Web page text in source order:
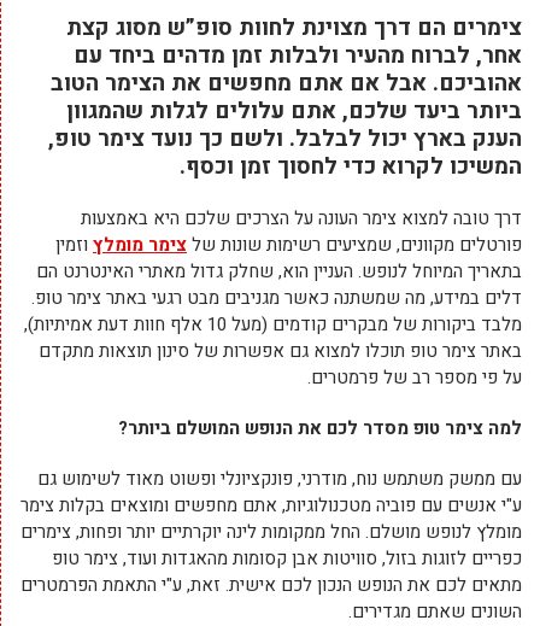
צימרים הם דרך מצוינת לחוות סופ”ש מסוג קצת
אחר, לברוח מהעיר ולבלות זמן מדהים ביחד עם
אהוביכם. אבל אם אתם מחפשים את הצימר הטוב
ביותר ביעד שלכם, אתם עלולים לגלות שהמגוון
הענק בארץ יכול לבלבל. ולשם כך נועד צימר טופ,
המשיכו לקרוא כדי לחסוך זמן וכסף.
דרך טובה למצוא צימר העונה על הצרכים שלכם היא באמצעות
פורטלים מקוונים, שמציעים רשימות שונות שלצימר מומלץ וזמין
בתאריך המיוחל לנופש. העניין הוא, שחלק גדול מאתרי האינטרנט הם
דלים במידע, מה שמשתנה כאשר מגניבים מבט רגעי באתר צימר טופ.
מלבד ביקורות של מבקרים קודמים (מעל 10 אלף חוות דעת אמיתיות),
באתר צימר טופ תוכלו למצוא גם אפשרות של סינון תוצאות מתקדם
על פי מספר רב של פרמטרים.
למה צימר טופ מסדר לכם את הנופש המושלם ביותר?
עם ממשק משתמש נוח, מודרני, פונקציונלי ופשוט מאוד לשימוש גם
ע"י אנשים עם פוביה מטכנולוגיות, אתם מחפשים ומוצאים בקלות צימר
מומלץ לנופש מושלם. החל ממקומות לינה יוקרתיים יותר ופחות, צימרים
כפריים לזוגות בזול, סוויטות אבן קסומות מהאגדות ועוד, צימר טופ
מתאים לכם את הנופש הנכון לכם אישית. זאת, ע"י התאמת הפרמטרים
השונים שאתם מגדירים.